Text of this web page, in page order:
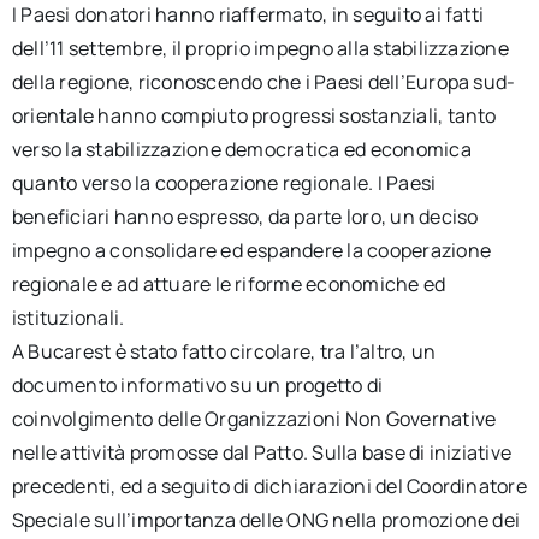
I Paesi donatori hanno riaffermato, in seguito ai fatti
dell’11 settembre, il proprio impegno alla stabilizzazione
della regione, riconoscendo che i Paesi dell’Europa sud-
orientale hanno compiuto progressi sostanziali, tanto
verso la stabilizzazione democratica ed economica
quanto verso la cooperazione regionale. I Paesi
beneficiari hanno espresso, da parte loro, un deciso
impegno a consolidare ed espandere la cooperazione
regionale e ad attuare le riforme economiche ed
istituzionali.
A Bucarest è stato fatto circolare, tra l’altro, un
documento informativo su un progetto di
coinvolgimento delle Organizzazioni Non Governative
nelle attività promosse dal Patto. Sulla base di iniziative
precedenti, ed a seguito di dichiarazioni del Coordinatore
Speciale sull’importanza delle ONG nella promozione dei